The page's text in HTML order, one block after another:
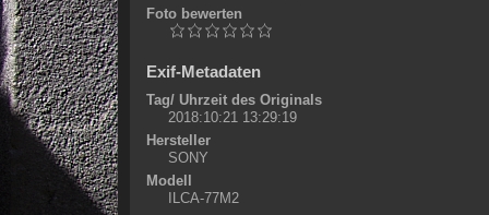
Foto bewerten
Exif-Metadaten
Tag/ Uhrzeit des Originals
2018:10:21 13:29:19
Hersteller
SONY
Modell
ILCA-77M2